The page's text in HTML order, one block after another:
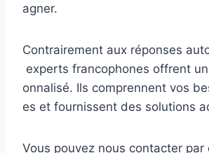
agner.
Contrairement aux réponses
experts francophones offrent un
onnalisé. Ils comprennent vos
es et fournissent des solutions
Vous pouvez nous contacter par